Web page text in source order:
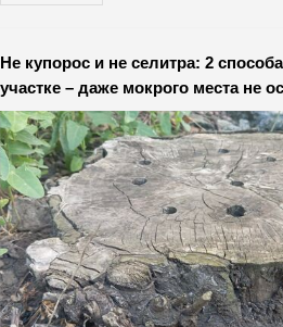
Не купорос и не селитра: 2
участке – даже мокрого места не